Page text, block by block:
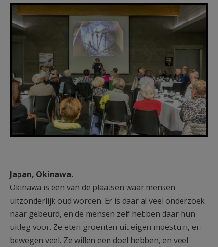
F1250e43.jpg
Japan, Okinawa.
Okinawa is een van de plaatsen waar mensen
uitzonderlijk oud worden. Er is daar al veel onderzoek
naar gebeurd, en de mensen zelf hebben daar hun
uitleg voor. Ze eten groenten uit eigen moestuin, en
bewegen veel. Ze willen een doel hebben, en veel